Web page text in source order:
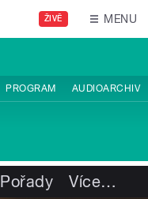
ŽIVĚ MENU
PROGRAM AUDIOARCHIV
Pořady Více…